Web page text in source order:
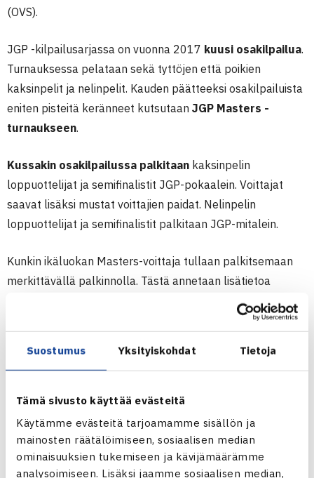
Suostumus Yksityiskohdat Tietoja
Tämä sivusto käyttää evästeitä
Käytämme evästeitä tarjoamamme sisällön ja
mainosten räätälöimiseen, sosiaalisen median
ominaisuuksien tukemiseen ja kävijämäärämme
analysoimiseen. Lisäksi jaamme sosiaalisen median,
(OVS).
JGP -kilpailusarjassa on vuonna 2017 kuusi osakilpailua.
Turnauksessa pelataan sekä tyttöjen että poikien
kaksinpelit ja nelinpelit. Kauden päätteeksi osakilpailuista
eniten pisteitä keränneet kutsutaan JGP Masters -
turnaukseen.
Kussakin osakilpailussa palkitaan kaksinpelin
loppuottelijat ja semifinalistit JGP-pokaalein. Voittajat
saavat lisäksi mustat voittajien paidat. Nelinpelin
loppuottelijat ja semifinalistit palkitaan JGP-mitalein.
Kunkin ikäluokan Masters-voittaja tullaan palkitsemaan
merkittävällä palkinnolla. Tästä annetaan lisätietoa
äänestys kunkin ikäluokan Fair play -pelaajasta(tyttö ja
lahjakortilla.
Naistoimikunta palkitsee SM-kilpailujen yhteydessä 12-,
14- ja 16-vuotiaiden luokissa sekä tytön että pojan
kussakin ikäluokassavihreällä kortilla(reilu- ja